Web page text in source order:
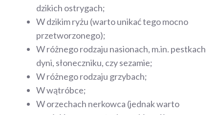
dzikich ostrygach;
W dzikim ryżu (warto unikać tego mocno
przetworzonego);
W różnego rodzaju nasionach, m.in. pestkach
dyni, słoneczniku, czy sezamie;
W różnego rodzaju grzybach;
W wątróbce;
W orzechach nerkowca (jednak warto